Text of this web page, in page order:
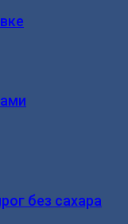
без сахара